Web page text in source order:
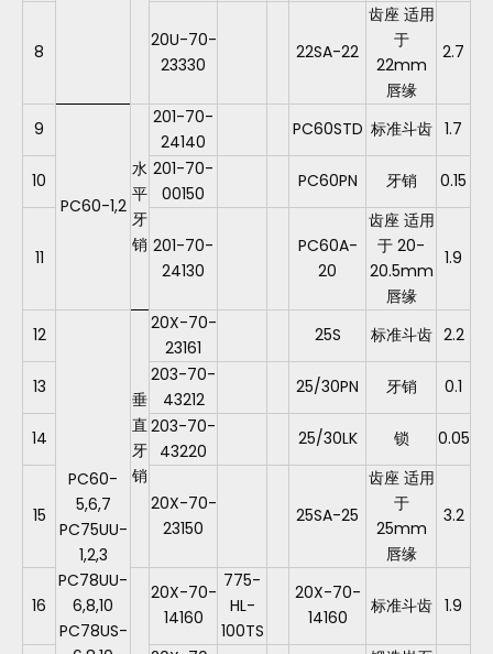
8
20U-70-
23330
22SA-22
齿座 适用
于
22mm
唇缘
2.7
9
PC60-1,2
水
平
牙
销
201-70-
24140
PC60STD 标准斗齿 1.7
10
201-70-
00150
PC60PN 牙销 0.15
11
201-70-
24130
PC60A-
20
齿座 适用
于 20-
20.5mm
唇缘
1.9
12
PC60-
5,6,7
PC75UU-
1,2,3
PC78UU-
6,8,10
PC78US-
垂
直
牙
销
20X-70-
23161
25S 标准斗齿 2.2
13
203-70-
43212
25/30PN 牙销 0.1
14
203-70-
43220
25/30LK 锁 0.05
15
20X-70-
23150
25SA-25
齿座 适用
于
25mm
唇缘
3.2
16
20X-70-
14160
775-
HL-
100TS
20X-70-
14160
标准斗齿 1.9